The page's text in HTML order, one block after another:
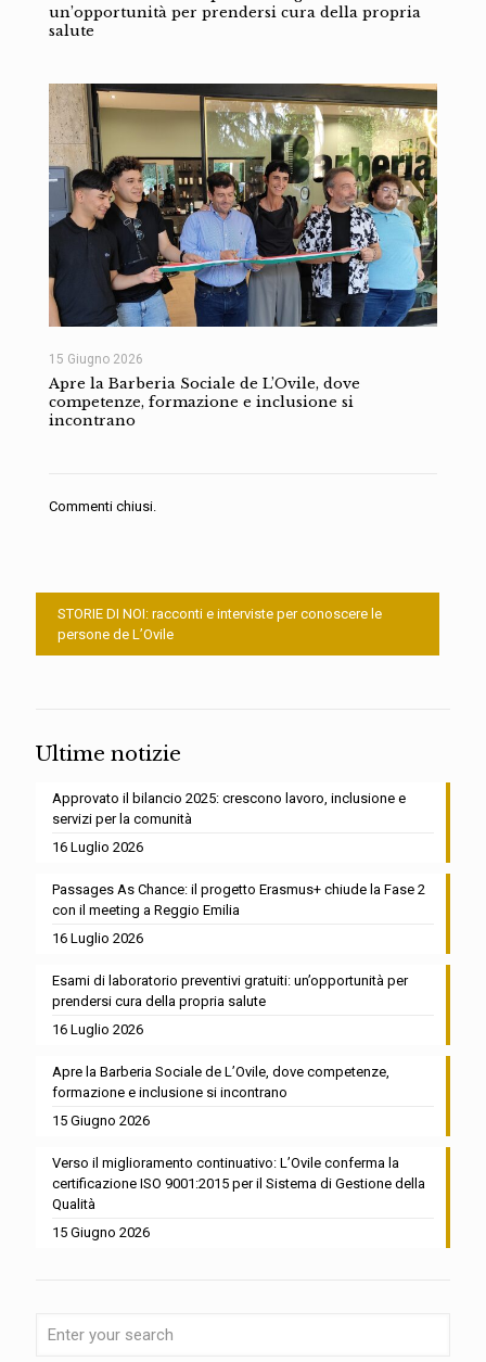
un’opportunità per prendersi cura della propria
salute
15 Giugno 2026
Apre la Barberia Sociale de L’Ovile, dove
competenze, formazione e inclusione si
incontrano
Commenti chiusi.
STORIE DI NOI: racconti e interviste per conoscere le
persone de L’Ovile
Ultime notizie
Approvato il bilancio 2025: crescono lavoro, inclusione e
servizi per la comunità
16 Luglio 2026
Passages As Chance: il progetto Erasmus+ chiude la Fase 2
con il meeting a Reggio Emilia
16 Luglio 2026
Esami di laboratorio preventivi gratuiti: un’opportunità per
prendersi cura della propria salute
16 Luglio 2026
Apre la Barberia Sociale de L’Ovile, dove competenze,
formazione e inclusione si incontrano
15 Giugno 2026
Verso il miglioramento continuativo: L’Ovile conferma la
certificazione ISO 9001:2015 per il Sistema di Gestione della
Qualità
15 Giugno 2026